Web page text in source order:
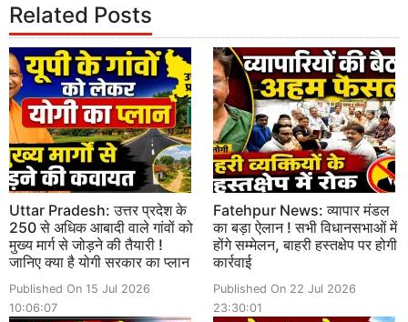
Related Posts
Uttar Pradesh: उत्तर प्रदेश के
250 से अधिक आबादी वाले गांवों को
मुख्य मार्ग से जोड़ने की तैयारी !
जानिए क्या है योगी सरकार का प्लान
Published On 15 Jul 2026
10:06:07
Fatehpur News: व्यापार मंडल
का बड़ा ऐलान ! सभी विधानसभाओं में
होंगे सम्मेलन, बाहरी हस्तक्षेप पर होगी
कार्रवाई
Published On 22 Jul 2026
23:30:01